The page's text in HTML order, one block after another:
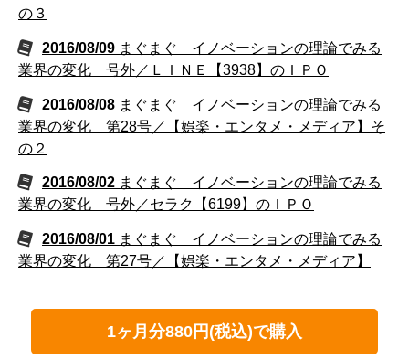
の３
2016/08/09 まぐまぐ イノベーションの理論でみる
業界の変化 号外／ＬＩＮＥ【3938】のＩＰＯ
2016/08/08 まぐまぐ イノベーションの理論でみる
業界の変化 第28号／【娯楽・エンタメ・メディア】そ
の２
2016/08/02 まぐまぐ イノベーションの理論でみる
業界の変化 号外／セラク【6199】のＩＰＯ
2016/08/01 まぐまぐ イノベーションの理論でみる
業界の変化 第27号／【娯楽・エンタメ・メディア】
1ヶ月分880円(税込)で購入